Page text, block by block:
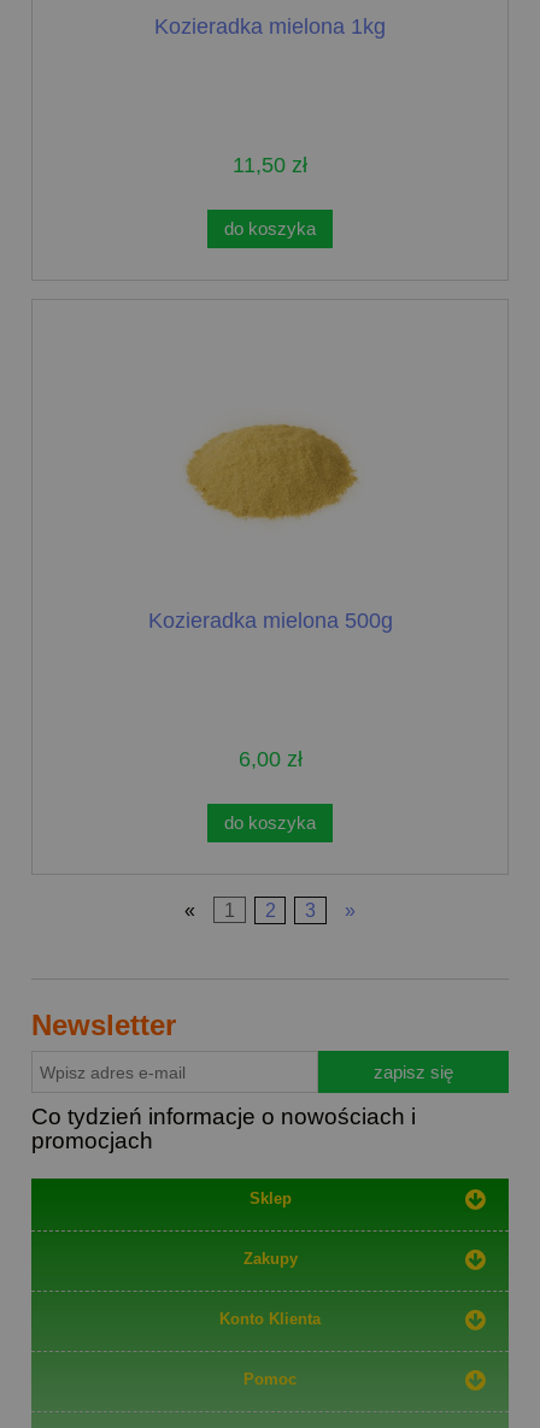
Kozieradka mielona 1kg
11,50 zł
do koszyka
Kozieradka mielona 500g
6,00 zł
do koszyka
« 1 2 3 »
Newsletter
zapisz się
Co tydzień informacje o nowościach i
promocjach
Sklep
Zakupy
Konto Klienta
Pomoc